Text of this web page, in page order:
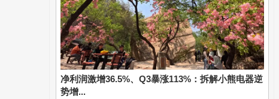
净利润激增36.5%、Q3暴涨113%：拆解小熊电器逆
势增...